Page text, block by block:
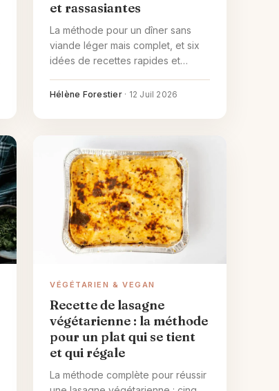
et rassasiantes
La méthode pour un dîner sans
viande léger mais complet, et six
idées de recettes rapides et
Hélène Forestier · 12 Juil 2026
VÉGÉTARIEN & VEGAN
Recette de lasagne
végétarienne : la méthode
pour un plat qui se tient
et qui régale
La méthode complète pour réussir